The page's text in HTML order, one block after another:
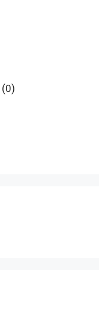
(0)